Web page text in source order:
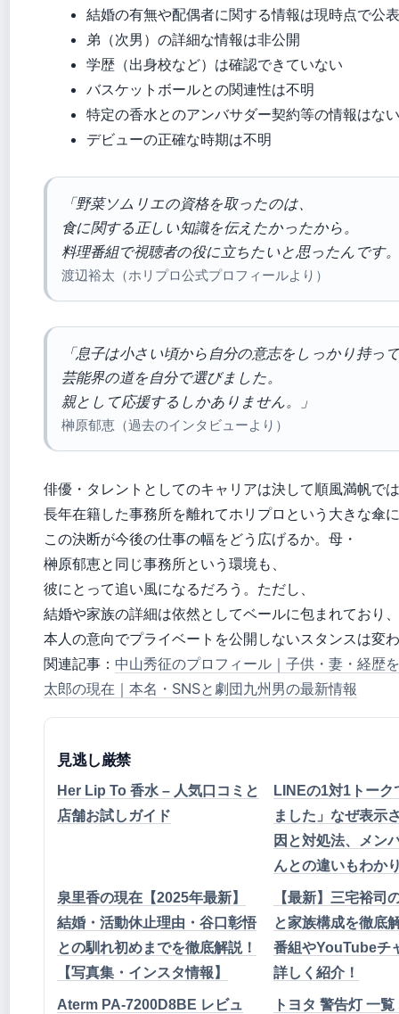
結婚の有無や配偶者に関する情報は現時点で公
弟（次男）の詳細な情報は非公開
学歴（出身校など）は確認できていない
バスケットボールとの関連性は不明
特定の香水とのアンバサダー契約等の情報はない
デビューの正確な時期は不明
「野菜ソムリエの資格を取ったのは、
食に関する正しい知識を伝えたかったから。
料理番組で視聴者の役に立ちたいと思ったんです
渡辺裕太（ホリプロ公式プロフィールより）
「息子は小さい頃から自分の意志をしっかり持っ
芸能界の道を自分で選びました。
親として応援するしかありません。」
榊原郁恵（過去のインタビューより）
俳優・タレントとしてのキャリアは決して順風満帆で
長年在籍した事務所を離れてホリプロという大きな傘
この決断が今後の仕事の幅をどう広げるか。母・
榊原郁恵と同じ事務所という環境も、
彼にとって追い風になるだろう。ただし、
結婚や家族の詳細は依然としてベールに包まれており、
本人の意向でプライベートを公開しないスタンスは変
関連記事： 中山秀征のプロフィール｜子供・妻・経歴
太郎の現在｜本名・SNSと劇団九州男の最新情報
見逃し厳禁
Her Lip To 香水 – 人気口コミと
店舗お試しガイド
LINEの1対1トーク
ました」なぜ表示
因と対処法、メン
んとの違いもわか
泉里香の現在【2025年最新】
結婚・活動休止理由・谷口彰悟
との馴れ初めまでを徹底解説！
【写真集・インスタ情報】
【最新】三宅裕司
と家族構成を徹底
番組やYouTubeチ
詳しく紹介！
Aterm PA-7200D8BE レビュ
トヨタ 警告灯 一